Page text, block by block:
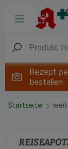
Rezept
bestellen
Startseite